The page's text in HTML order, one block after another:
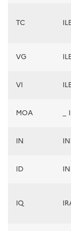
TC
VG
VI
MOA
IN
ID
IQ